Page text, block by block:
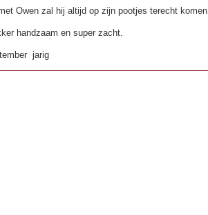
Owen zal hij altijd op zijn pootjes terecht komen
handzaam en super zacht.
jarig